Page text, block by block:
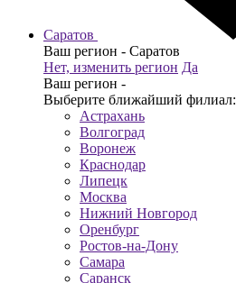
Саратов
Ваш регион - Саратов
Нет, изменить регион Да
Ваш регион -
Выберите ближайший филиал:
Астрахань
Волгоград
Воронеж
Краснодар
Липецк
Москва
Нижний Новгород
Оренбург
Ростов-на-Дону
Самара
Саранск